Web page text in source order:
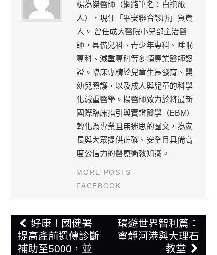
楊為傑醫師（網路筆名：白袍旅
人），現任「平安聯合診所」負責
人。 曾任成大醫院小兒部主治醫
師，具備兒科、青少年專科、睡眠
專科、減重專科等多項專業醫師認
證。臨床專精於兒童生長發育、嬰
幼兒照護，以及成人與兒童的科學
化減重醫學。楊醫師致力於將最新
國際臨床指引與實證醫學（EBM）
轉化為專業且無迷思的圖文，為家
長與大眾提供正確、安全且具備高
度公信力的醫療衛教知識。
MORE POSTS
FACEBOOK
Post
navigation
好康！國健署
提高產前遺傳診斷
補助至5000，並
環遊世界智利篇：
寧靜河港與大理石
教堂